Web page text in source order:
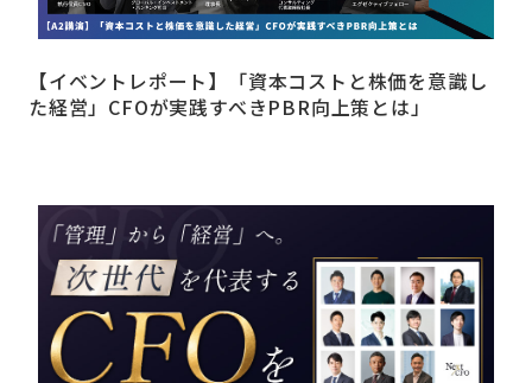
【イベントレポート】「資本コストと株価を意識し
た経営」CFOが実践すべきPBR向上策とは」